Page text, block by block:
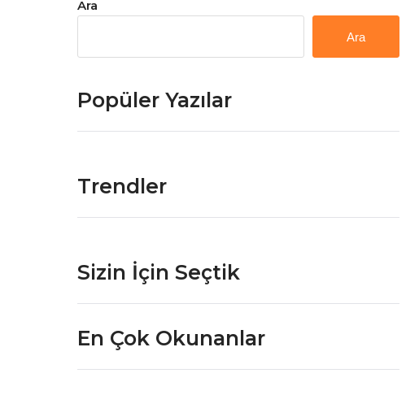
Ara
Ara
Popüler Yazılar
Trendler
Sizin İçin Seçtik
En Çok Okunanlar